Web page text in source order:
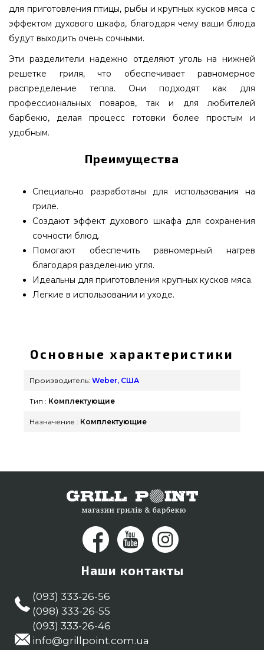
для приготовления птицы, рыбы и крупных кусков мяса с
эффектом духового шкафа, благодаря чему ваши блюда
будут выходить очень сочными.
Эти разделители надежно отделяют уголь на нижней
решетке гриля, что обеспечивает равномерное
распределение тепла. Они подходят как для
профессиональных поваров, так и для любителей
барбекю, делая процесс готовки более простым и
удобным.
Преимущества
Специально разработаны для использования на
гриле.
Создают эффект духового шкафа для сохранения
сочности блюд.
Помогают обеспечить равномерный нагрев
благодаря разделению угля.
Идеальны для приготовления крупных кусков мяса.
Легкие в использовании и уходе.
Weber, США по оправданной стоимости всего 2
259 грн. в интернет каталоге брендовых грилей
GrillPoint. Лучшие предложения на
grillpoint.com.ua Наберите прямо сейчас нашим
менеджерам на номер (098) 333-26-55 и мы
Основные характеристики
Производитель: Weber, США
Тип : Комплектующие
Назначение : Комплектующие
Наши контакты
(093) 333-26-56
(098) 333-26-55
(093) 333-26-46
info@grillpoint.com.ua